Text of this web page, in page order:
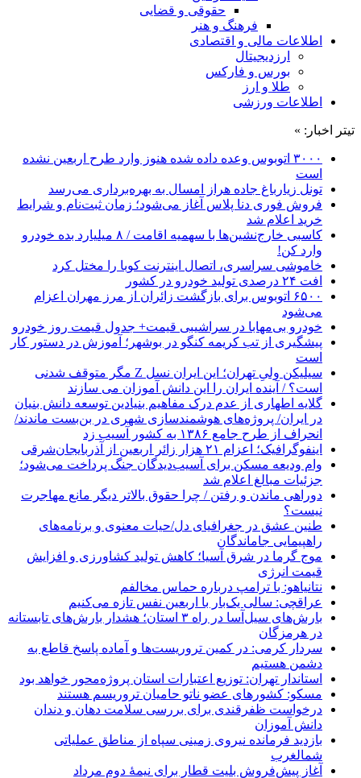
حقوقی و قضایی
فرهنگ و هنر
اطلاعات مالی و اقتصادی
ارزدیجیتال
بورس و فارکس
طلا و ارز
اطلاعات ورزشی
تیتر اخبار: »
۳۰۰۰ اتوبوس وعده داده شده هنوز وارد طرح اربعین نشده
است
تونل زیارباغ جاده هراز امسال به بهره‌برداری می‌رسد
فروش فوری دنا پلاس آغاز می‌شود؛ زمان ثبت‌نام و شرایط
خرید اعلام شد
کاسبی خارج‌نشین‌ها با سهمیه اقامت / ۸ میلیارد بده خودرو
وارد کن!
خاموشی سراسری، اتصال اینترنت کوبا را مختل کرد
افت ۲۴ درصدی تولید خودرو در کشور
۶۵۰۰ اتوبوس برای بازگشت زائران از مرز مهران اعزام
می‌شود
خودرو بی‌مهابا در سراشیبی قیمت+ جدول قیمت روز خودرو
پیشگیری از تب کریمه کنگو در بوشهر؛ آموزش در دستور کار
است
سیلیکن ولیِ تهران؛ این ایران نسل Z مگر متوقف شدنی
است؟ / آینده ایران را این دانش آموزان می سازند
گلایه اطهاری از عدم درک مفاهیم بنیادین توسعه دانش بنیان
در ایران/ پروژه‌های هوشمندسازی شهری در بن‌بست ماندند/
انحراف از طرح جامع ۱۳۸۶ به کشور آسیب زد
اینفوگرافیک؛ اعزام ۲۱ هزار زائر اربعین از آذربایجان‌شرقی
وام ودیعه مسکن برای آسیب‌دیدگان جنگ پرداخت می‌شود؛
جزئیات مبالغ اعلام شد
دوراهی ماندن و رفتن / چرا حقوق بالاتر دیگر مانع مهاجرت
نیست؟
طنین عشق در جغرافیای دل/حیات معنوی و برنامه‌های
راهپیمایی جاماندگان
موج گرما در شرق آسیا؛ کاهش تولید کشاورزی و افزایش
قیمت انرژی
نتانیاهو: با ترامپ درباره حماس مخالفم
عراقچی: سالی یک‌بار با اربعین نفس تازه می‌کنیم
بارش‌های سیل‌آسا در راه ۳ استان؛ هشدار بارش‌های تابستانه
در هرمزگان
سردار کرمی: در کمین تروریست‌ها و آماده پاسخ قاطع به
دشمن هستیم
استاندار تهران: توزیع اعتبارات استان پروژه‌محور خواهد بود
مسکو: کشورهای عضو ناتو حامیان تروریسم هستند
درخواست ظفرقندی برای بررسی سلامت دهان و دندان
دانش آموزان
بازدید فرمانده نیروی زمینی سپاه از مناطق عملیاتی
شمالغرب
آغاز پیش‌فروش بلیت قطار برای نیمۀ دوم مرداد